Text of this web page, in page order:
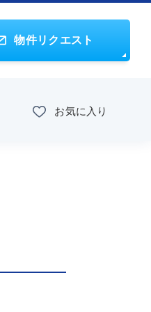
物件リクエスト
お気に入り